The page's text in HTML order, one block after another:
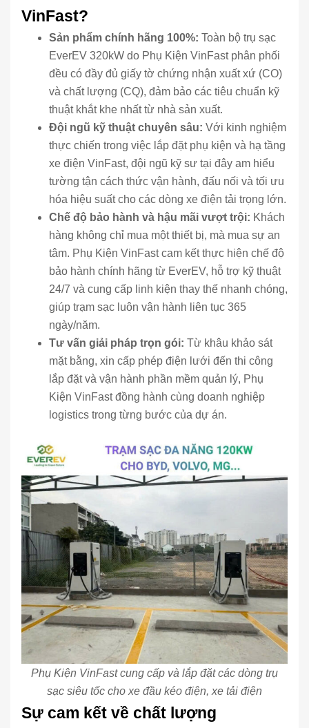
VinFast?
Sản phẩm chính hãng 100%: Toàn bộ trụ sạc
EverEV 320kW do Phụ Kiện VinFast phân phối
đều có đầy đủ giấy tờ chứng nhận xuất xứ (CO)
và chất lượng (CQ), đảm bảo các tiêu chuẩn kỹ
thuật khắt khe nhất từ nhà sản xuất.
Đội ngũ kỹ thuật chuyên sâu: Với kinh nghiệm
thực chiến trong việc lắp đặt phụ kiện và hạ tầng
xe điện VinFast, đội ngũ kỹ sư tại đây am hiểu
tường tận cách thức vận hành, đấu nối và tối ưu
hóa hiệu suất cho các dòng xe điện tải trọng lớn.
Chế độ bảo hành và hậu mãi vượt trội: Khách
hàng không chỉ mua một thiết bị, mà mua sự an
tâm. Phụ Kiện VinFast cam kết thực hiện chế độ
bảo hành chính hãng từ EverEV, hỗ trợ kỹ thuật
24/7 và cung cấp linh kiện thay thế nhanh chóng,
giúp trạm sạc luôn vận hành liên tục 365
ngày/năm.
Tư vấn giải pháp trọn gói: Từ khâu khảo sát
mặt bằng, xin cấp phép điện lưới đến thi công
lắp đặt và vận hành phần mềm quản lý, Phụ
Kiện VinFast đồng hành cùng doanh nghiệp
logistics trong từng bước của dự án.
Phụ Kiện VinFast cung cấp và lắp đặt các dòng trụ
sạc siêu tốc cho xe đầu kéo điện, xe tải điện
Sự cam kết về chất lượng